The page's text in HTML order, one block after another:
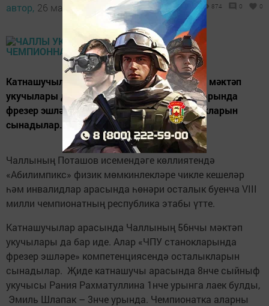
автор, 26 май 2022 - 09:36 874 0 0
Катнашучылар арасында Чаллының 56нчы мәктәп
укучылары да бар иде. Алар «ЧПУ станокларында
фрезер эшләре» компетенциясендә осталыкларын
сынадылар.
Чаллының Поташов исемендәге көллиятендә
«Абилимпикс» физик мөмкинлекләре чикле кешеләр
һәм инвалидлар арасында һөнәри осталык буенча VIII
милли чемпионатның республика этабы үтте.
Катнашучылар арасында Чаллының 56нчы мәктәп
укучылары да бар иде. Алар «ЧПУ станокларында
фрезер эшләре» компетенциясендә осталыкларын
сынадылар. Җиде катнашучы арасында 8нче сыйныф
укучысы Рания Рахматуллина 1нче урынга лаек булды,
Эмиль Шлапак – 3нче урында. Чемпионатка аларны